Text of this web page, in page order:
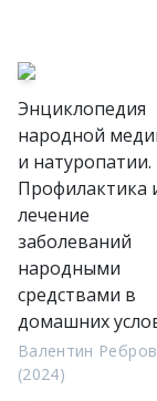
Энциклопедия
народной
и натуропатии.
Профилактика
лечение
заболеваний
народными
средствами в
домашних
Валентин Ребров
(2024)